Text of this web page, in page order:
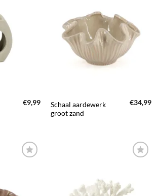
TOEVOEGEN
AAN JOUW
FAVORIETEN
€9,99
TOEVOEGEN
AAN JOUW
FAVORIETEN
Schaal aardewerk
groot zand
€34,99
AAN JOUW
TOEVOEGEN
AAN JOUW